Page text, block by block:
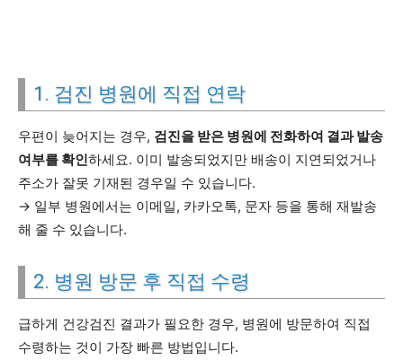
1. 검진 병원에 직접 연락
우편이 늦어지는 경우, 검진을 받은 병원에 전화하여 결과 발송
여부를 확인하세요. 이미 발송되었지만 배송이 지연되었거나
주소가 잘못 기재된 경우일 수 있습니다.
→ 일부 병원에서는 이메일, 카카오톡, 문자 등을 통해 재발송
해 줄 수 있습니다.
2. 병원 방문 후 직접 수령
급하게 건강검진 결과가 필요한 경우, 병원에 방문하여 직접
수령하는 것이 가장 빠른 방법입니다.